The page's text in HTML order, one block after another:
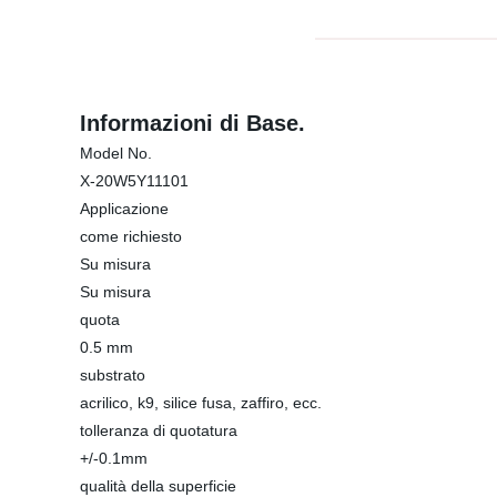
Informazioni di Base.
Model No.
X-20W5Y11101
Applicazione
come richiesto
Su misura
Su misura
quota
0.5 mm
substrato
acrilico, k9, silice fusa, zaffiro, ecc.
tolleranza di quotatura
+/-0.1mm
qualità della superficie